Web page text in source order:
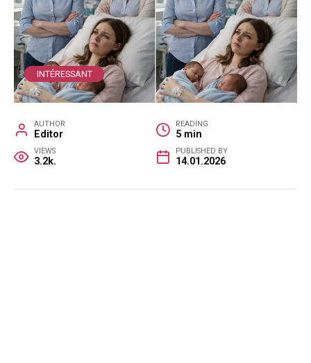
INTÉRESSANT
AUTHOR
Editor
READING
5 min
VIEWS
3.2k.
PUBLISHED BY
14.01.2026